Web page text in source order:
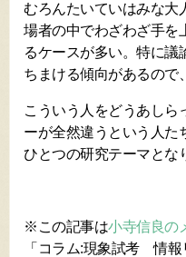
むろんたいていはみな大
場者の中でわざわざ手を
るケースが多い。特に議
ちまける傾向があるので
こういう人をどうあしら
ーが全然違うという人た
ひとつの研究テーマとな
※この記事は小寺信良の
「コラム:現象試考 情